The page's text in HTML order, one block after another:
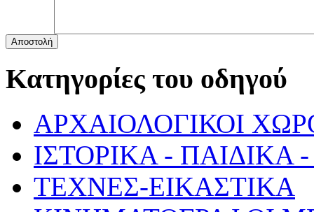
Αποστολή
Κατηγορίες του οδηγού
ΑΡΧΑΙΟΛΟΓΙΚΟΙ
ΙΣΤΟΡΙΚΑ -
ΤΕΧΝΕΣ-ΕΙΚΑΣΤΙΚΑ